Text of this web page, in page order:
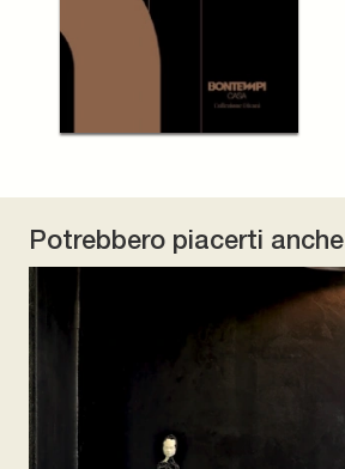
Potrebbero piacerti anche